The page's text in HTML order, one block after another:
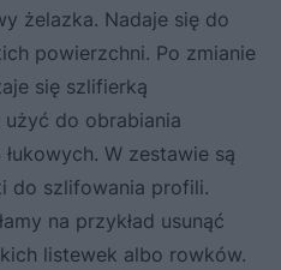
żelazka. Nadaje się do
powierzchni. Po zmianie
się szlifierką
do obrabiania
W zestawie są
do szlifowania profili.
na przykład usunąć
listewek albo rowków.